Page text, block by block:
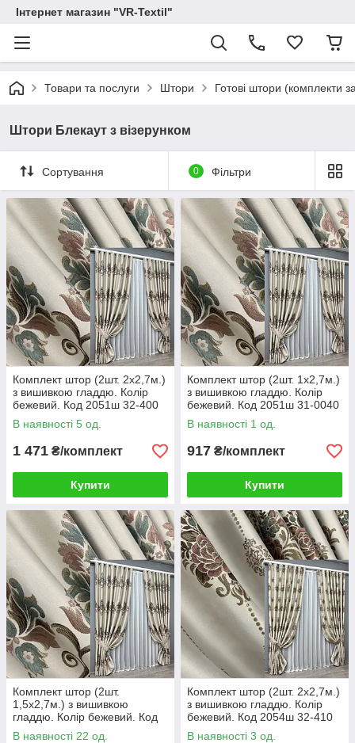
Інтернет магазин "VR-Textil"
Товари та послуги Штори Готові штори (комплекти
Штори Блекаут з візерунком
Сортування 0 Фільтри
Комплект штор (2шт. 2х2,7м.)
з вишивкою гладдю. Колір
бежевий. Код 2051ш 32-400
В наявності 5 од.
1 471 ₴/комплект
Купити
Комплект штор (2шт. 1х2,7м.)
з вишивкою гладдю. Колір
бежевий. Код 2051ш 31-0040
В наявності 1 од.
917 ₴/комплект
Купити
Комплект штор (2шт.
1,5х2,7м.) з вишивкою
гладдю. Колір бежевий. Код
2051ш 33-1065
В наявності 22 од.
Комплект штор (2шт. 2х2,7м.)
з вишивкою гладдю. Колір
бежевий. Код 2054ш 32-410
В наявності 3 од.